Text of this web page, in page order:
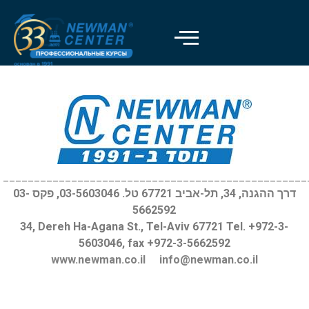
דרך ההגנה, 34, תל-אביב 67721 טל. 03-5603046, פקס 03-
5662592
34, Dereh Ha-Agana St., Tel-Aviv 67721 Tel. +972-3-
5603046, fax +972-3-5662592
www.newman.co.il
info@newman.co.il
Выделить заголовки
Цвет фона
Уменьшить
remove_circle_outline Уменьшить шрифт
add_circle_outline Увеличить шрифт
Читабельный шрифт
Яркий контраст